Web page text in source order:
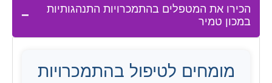
הכירו את המטפלים בהתמכרויות התנהגותיות
במכון טמיר
מומחים לטיפול בהתמכרויות